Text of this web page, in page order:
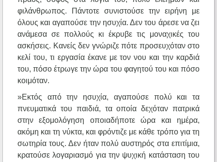
φιλάνθρωπος. Πάντοτε συνιστούσε την ειρήνη με
όλους και αγαπούσε την ησυχία. Δεν του άρεσε να ζει
ανάμεσα σε πολλούς κι έκρυβε τις μοναχικές του
ασκήσεις. Κανείς δεν γνώριζε πότε προσευχόταν στο
κελί του, τι εργασία έκανε με τον νου και την καρδιά
του, πόσο έτρωγε την ώρα του φαγητού του και πόσο
κοιμόταν.
»Εκτός από την ησυχία, αγαπούσε πολύ και τα
πνευματικά του παιδιά, τα οποία δεχόταν πατρικά
στην εξομολόγηση οποιαδήποτε ώρα και ημέρα,
ακόμη και τη νύκτα, και φρόντιζε με κάθε τρόπο για τη
σωτηρία τους. Δεν ήταν πολύ αυστηρός στα επιτίμια,
κρατούσε λογαριασμό για την ψυχική κατάσταση του